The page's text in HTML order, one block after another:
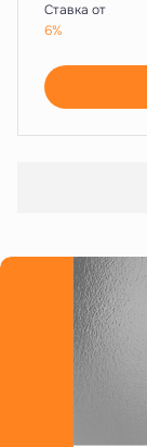
Ставка от
6%